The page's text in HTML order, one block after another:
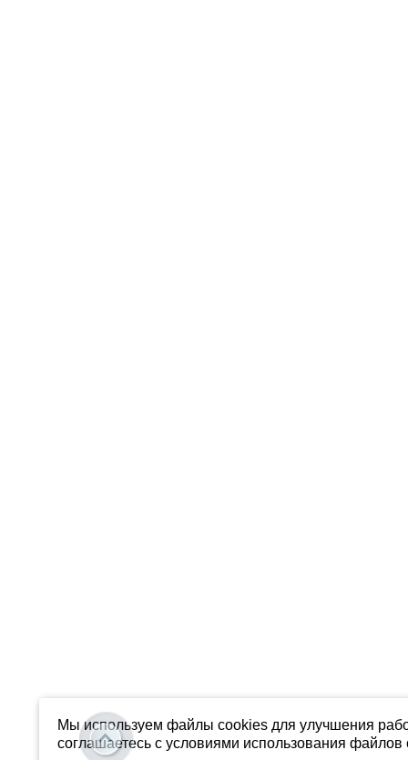
Мы используем файлы cookies для улучшения
соглашаетесь с условиями использования файлов